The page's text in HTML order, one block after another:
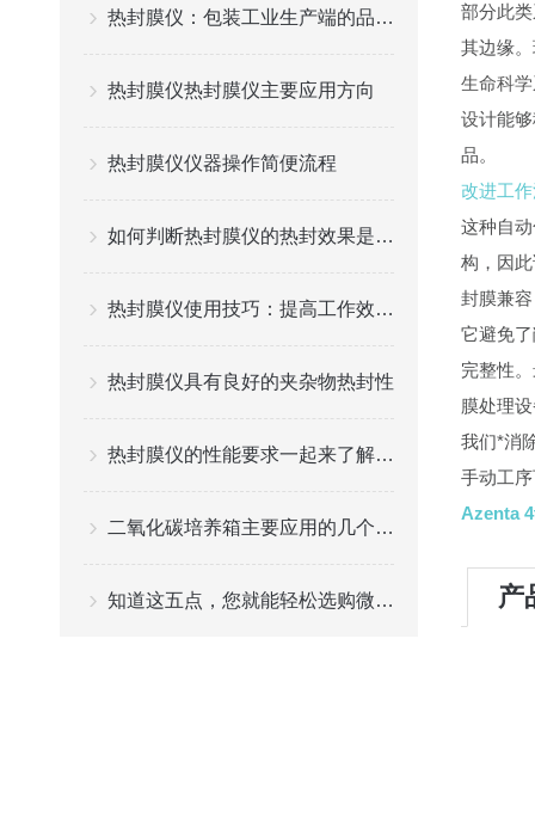
热封膜仪：包装工业生产端的品质“守门员”
热封膜仪热封膜仪主要应用方向
热封膜仪仪器操作简便流程
如何判断热封膜仪的热封效果是否符合标准
热封膜仪使用技巧：提高工作效率与质量
热封膜仪具有良好的夹杂物热封性
热封膜仪的性能要求一起来了解一下吧
二氧化碳培养箱主要应用的几个行业
知道这五点，您就能轻松选购微孔板离心机
部分此
其边缘。
生命科学
设计能
品。
改进工
这种自
构， 因
封膜兼
它避免
完整性。
膜处理
我们*消
手动工
Azenta
产